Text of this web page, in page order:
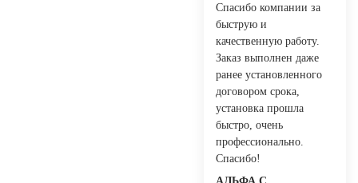
Спасибо компании за
быструю и
качественную работу.
Заказ выполнен даже
ранее установленного
договором срока,
установка прошла
быстро, очень
профессионально.
Спасибо!